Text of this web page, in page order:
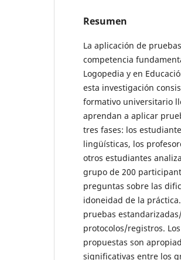
Resumen
La aplicación de
competencia
Logopedia y en
esta investigación
formativo universitario
aprendan a aplicar
tres fases: los
lingüísticas, los
otros estudiantes
grupo de 200
preguntas sobre las
idoneidad de la
pruebas
protocolos/registros.
propuestas son
significativas entre los